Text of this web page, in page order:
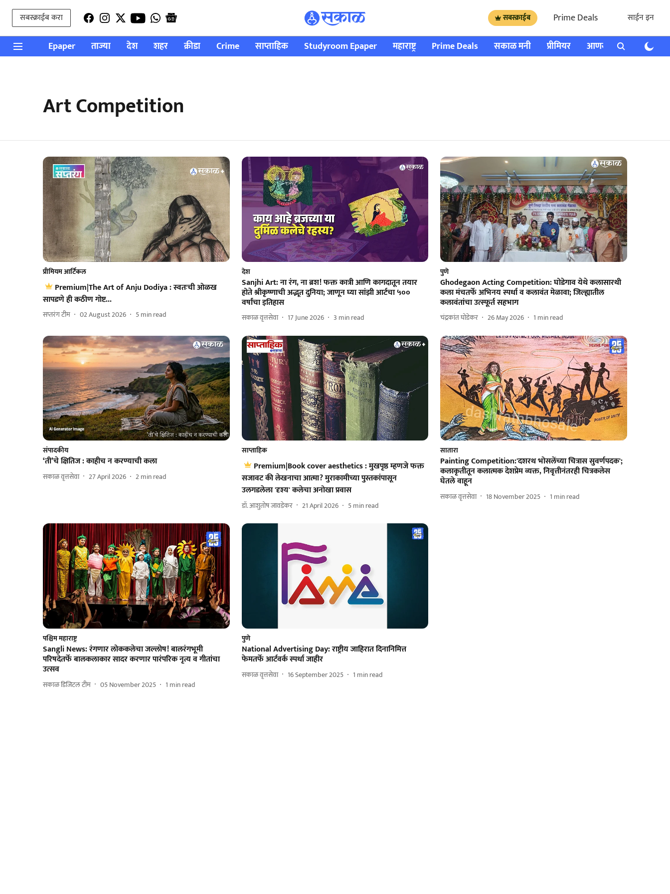
सबस्क्राईब करा सबस्क्राईब Prime Deals साईन इन
Epaper ताज्या देश शहर क्रीडा Crime साप्ताहिक Studyroom Epaper महाराष्ट्र Prime Deals सकाळ मनी प्रीमियर आणखी राशी भविष्य
Art Competition
प्रीमियम आर्टिकल
Premium|The Art of Anju Dodiya : स्वतःची ओळख
सापडणे ही कठीण गोष्ट...
सप्तरंग टीम 02 August 2026 5min read
देश
Sanjhi Art: ना रंग, ना ब्रश! फक्त कात्री आणि कागदातून तयार
होते श्रीकृष्णाची अद्भूत दुनिया; जाणून घ्या सांझी आर्टचा ५००
वर्षांचा इतिहास
सकाळ वृत्तसेवा 17 June 2026 3 min read
पुणे
Ghodegaon Acting Competition: घोडेगाव येथे कलासारथी
कला मंचतर्फे अभिनय स्पर्धा व कलावंत मेळावा; जिल्ह्यातील
कलावंतांचा उत्स्फूर्त सहभाग
चंद्रकांत घोडेकर 26 May 2026 1 min read
संपादकीय
‘ती’चे क्षितिज : काहीच न करण्याची कला
सकाळ वृत्तसेवा 27 April 2026 2min read
साप्ताहिक
Premium|Book cover aesthetics : मुखपृष्ठ म्हणजे फक्त
सजावट की लेखनाचा आत्मा? मुराकामीच्या पुस्तकांपासून
उलगडलेला 'दृश्य' कलेचा अनोखा प्रवास
डॉ. आशुतोष जावडेकर 21 April 2026 5min read
सातारा
Painting Competition:'दशरथ भोसलेंच्या चित्रास सुवर्णपदक';
कलाकृतीतून कलात्मक देशप्रेम व्यक्त, निवृत्तीनंतरही चित्रकलेस
घेतले वाहून
सकाळ वृत्तसेवा 18 November 2025 1 min read
पश्चिम महाराष्ट्र
Sangli News: रंगणार लोककलेचा जल्लोष! बालरंगभूमी
परिषदेतर्फे बालकलाकार सादर करणार पारंपरिक नृत्य व गीतांचा
उत्सव
सकाळ डिजिटल टीम 05 November 2025 1 min read
पुणे
National Advertising Day: राष्ट्रीय जाहिरात दिनानिमित्त
फेमतर्फे आर्टवर्क स्पर्धा जाहीर
सकाळ वृत्तसेवा 16 September 2025 1 min read